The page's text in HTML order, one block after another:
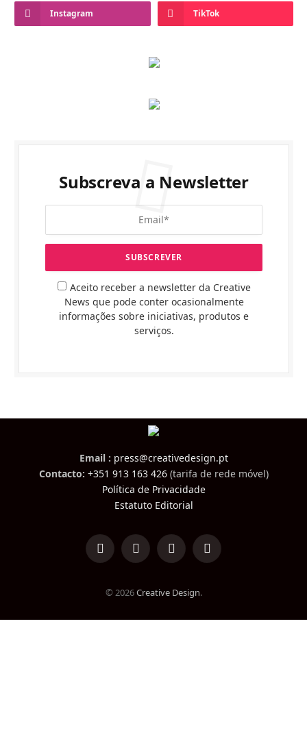
Instagram TikTok
Subscreva a Newsletter
Aceito receber a newsletter da Creative
News que pode conter ocasionalmente
informações sobre iniciativas, produtos e
serviços.
Email : press@creativedesign.pt
Contacto: +351 913 163 426(tarifa de rede móvel)
Política de Privacidade
Estatuto Editorial
LinkedInFacebookInstagramTikTok
© 2026Creative Design.